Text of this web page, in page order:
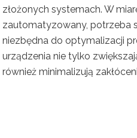
złożonych systemach. W
zautomatyzowany, potrzeba
niezbędna do optymalizacji
urządzenia nie tylko
również minimalizują